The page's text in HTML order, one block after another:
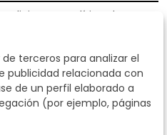
Política de
desarrollo, informamos que sus
parte de Subastas Segre con la
Puede ejercitar los
cancelación, oposición y demás
en la normativa vigente
nos puede solicitar el envío de
terceros para analizar el
publicidad relacionada con
de un perfil elaborado a
(por ejemplo, páginas